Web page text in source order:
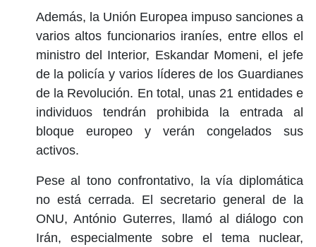
Además, la Unión Europea impuso sanciones a
varios altos funcionarios iraníes, entre ellos el
ministro del Interior, Eskandar Momeni, el jefe
de la policía y varios líderes de los Guardianes
de la Revolución. En total, unas 21 entidades e
individuos tendrán prohibida la entrada al
bloque europeo y verán congelados sus
activos.
Pese al tono confrontativo, la vía diplomática
no está cerrada. El secretario general de la
ONU, António Guterres, llamó al diálogo con
Irán, especialmente sobre el tema nuclear,